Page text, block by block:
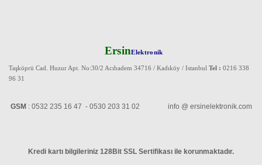
ErsinElektronik
Taşköprü Cad. Huzur Apt. No:30/2 Acıbadem 34716 / Kadıköy / Istanbul Tel : 0216 338
96 31
GSM : 0532 235 16 47 - 0530 203 31 02 info @ ersinelektronik.com
Kredi kartı bilgileriniz 128Bit SSL Sertifikası ile korunmaktadır.